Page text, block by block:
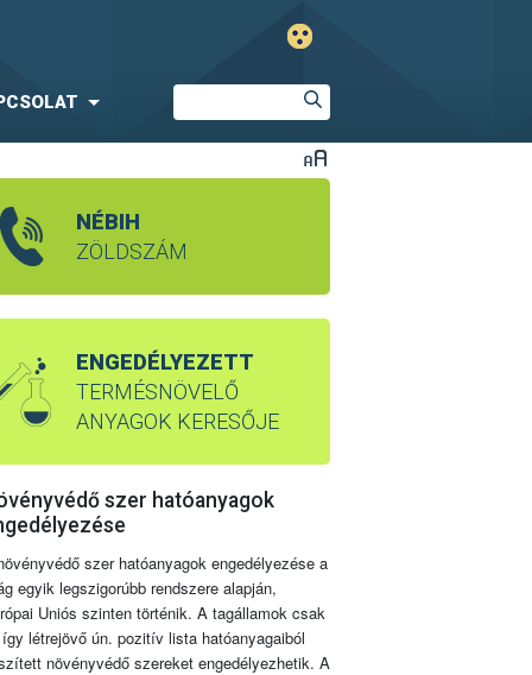
NÉBIH
ZÖLDSZÁM
ENGEDÉLYEZETT
TERMÉSNÖVELŐ
ANYAGOK KERESŐJE
szer hatóanyagok
szer hatóanyagok engedélyezése a
egyik legszigorúbb rendszere alapján,
Uniós szinten történik. A tagállamok csak
létrejövő ún. pozitív lista hatóanyagaiból
növényvédő szereket engedélyezhetik. A